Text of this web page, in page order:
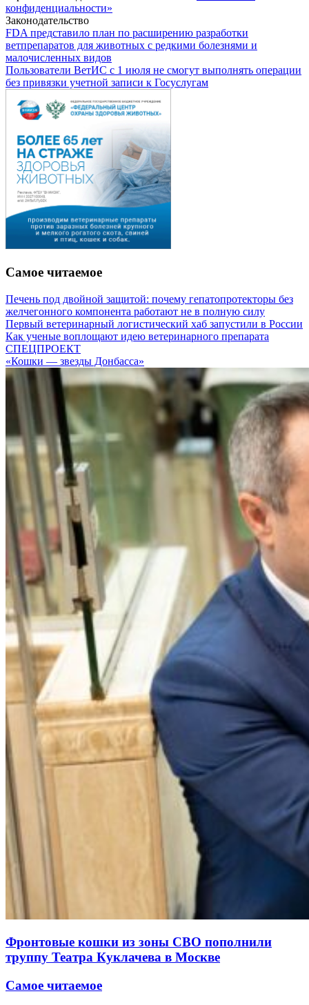
конфиденциальности»
Законодательство
FDA представило план по расширению разработки
ветпрепаратов для животных с редкими болезнями и
малочисленных видов
Пользователи ВетИС с 1 июля не смогут выполнять операции
без привязки учетной записи к Госуслугам
Самое читаемое
Печень под двойной защитой: почему гепатопротекторы без
желчегонного компонента работают не в полную силу
Первый ветеринарный логистический хаб запустили в России
Как ученые воплощают идею ветеринарного препарата
СПЕЦПРОЕКТ
«Кошки — звезды Донбасса»
Фронтовые кошки из зоны СВО пополнили
труппу Театра Куклачева в Москве
Самое читаемое